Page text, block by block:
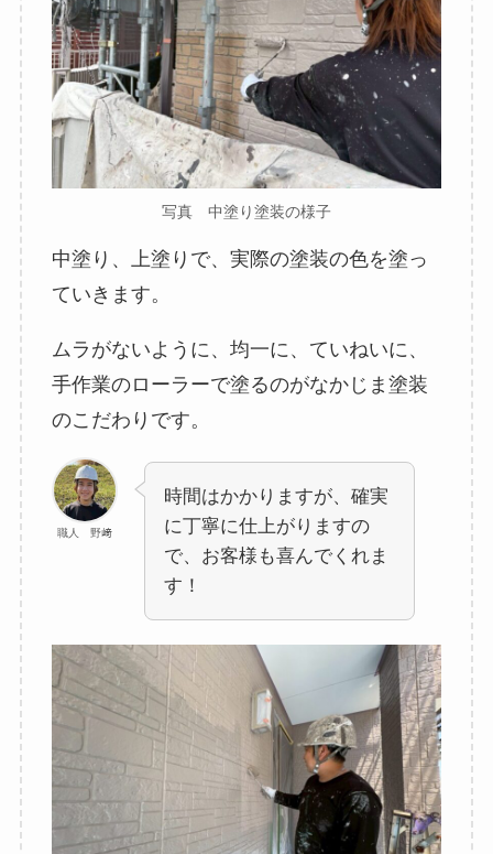
写真 中塗り塗装の様子
中塗り、上塗りで、実際の塗装の色を塗っ
ていきます。
ムラがないように、均一に、ていねいに、
手作業のローラーで塗るのがなかじま塗装
のこだわりです。
職人 野﨑
時間はかかりますが、確実
に丁寧に仕上がりますの
で、お客様も喜んでくれま
す！